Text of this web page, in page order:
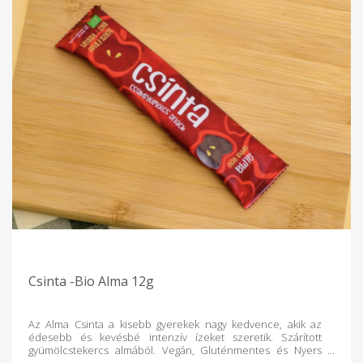
Csinta -Bio Alma 12g
Az Alma Csinta a kisebb gyerekek nagy kedvence, akik az
édesebb és kevésbé intenzív ízeket szeretik. Szárított
gyümölcstekercs almából. Vegán, Gluténmentes és Nyers